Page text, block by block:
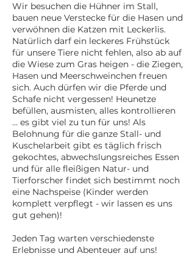
Wir besuchen die Hühner im Stall,
bauen neue Verstecke für die Hasen und
verwöhnen die Katzen mit Leckerlis.
Natürlich darf ein leckeres Frühstück
für unsere Tiere nicht fehlen, also ab auf
die Wiese zum Gras heigen - die Ziegen,
Hasen und Meerschweinchen freuen
sich. Auch dürfen wir die Pferde und
Schafe nicht vergessen! Heunetze
befüllen, ausmisten, alles kontrollieren
... es gibt viel zu tun für uns! Als
Belohnung für die ganze Stall- und
Kuschelarbeit gibt es täglich frisch
gekochtes, abwechslungsreiches Essen
und für alle fleißigen Natur- und
Tierforscher findet sich bestimmt noch
eine Nachspeise (Kinder werden
komplett verpflegt - wir lassen es uns
gut gehen)!
Jeden Tag warten verschiedenste
Erlebnisse und Abenteuer auf uns!